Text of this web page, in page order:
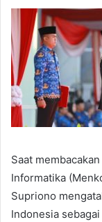
Saat
Informatika
Supriono
Indonesia